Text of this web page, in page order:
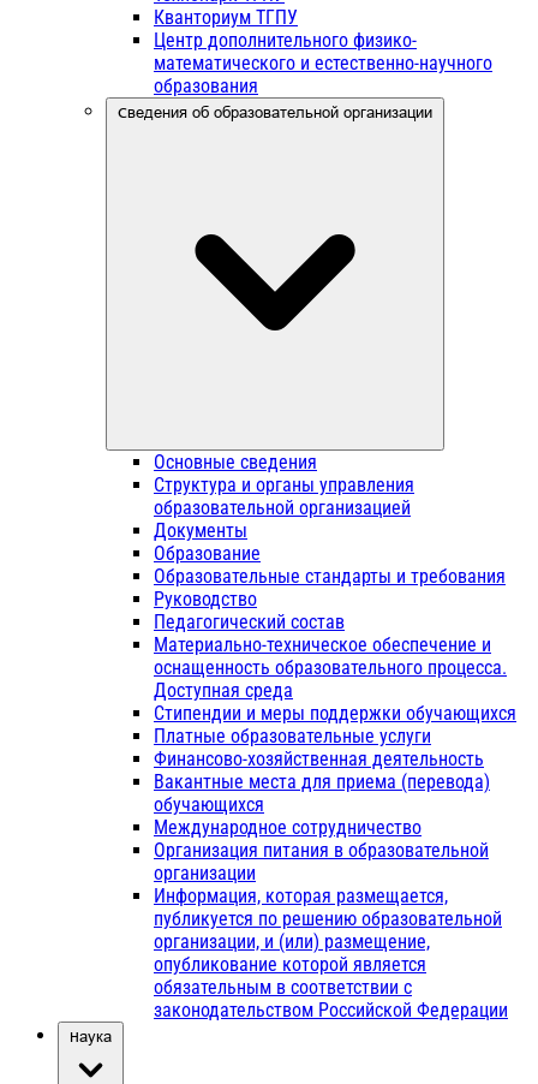
Кванториум ТГПУ
Центр дополнительного физико-
математического и естественно-научного
образования
Сведения об образовательной организации
Основные сведения
Структура и органы управления
образовательной организацией
Документы
Образование
Образовательные стандарты и требования
Руководство
Педагогический состав
Материально-техническое обеспечение и
оснащенность образовательного процесса.
Доступная среда
Стипендии и меры поддержки обучающихся
Платные образовательные услуги
Финансово-хозяйственная деятельность
Вакантные места для приема (перевода)
обучающихся
Международное сотрудничество
Организация питания в образовательной
организации
Информация, которая размещается,
публикуется по решению образовательной
организации, и (или) размещение,
опубликование которой является
обязательным в соответствии с
законодательством Российской Федерации
Наука